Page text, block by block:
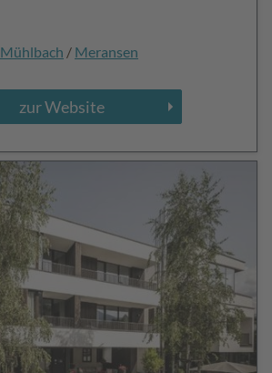
Mühlbach / Meransen
zur Website